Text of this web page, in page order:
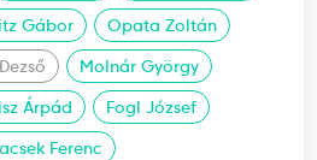
Gábor
Opata Zoltán
Molnár György
Árpád
Fogl József
Ferenc